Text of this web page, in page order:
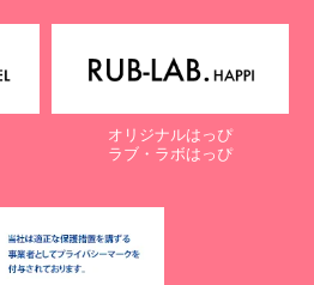
オリジナルはっぴ
ラブ・ラボはっぴ